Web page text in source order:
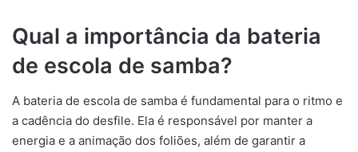
Qual a importância da bateria
de escola de samba?
A bateria de escola de samba é fundamental para o ritmo e
a cadência do desfile. Ela é responsável por manter a
energia e a animação dos foliões, além de garantir a